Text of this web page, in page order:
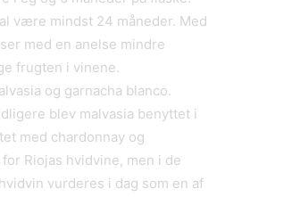
være mindst 24 måneder. Med
med en anelse mindre
frugten i vinene.
og garnacha blanco.
blev malvasia benyttet i
med chardonnay og
Riojas hvidvine, men i de
vurderes i dag som en af